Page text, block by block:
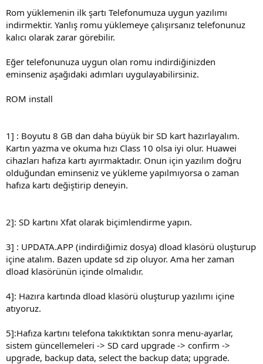
a
n
h
i
Rom yüklemenin ilk şartı Telefonumuza uygun yazılımı
indirmektir. Yanlış romu yüklemeye çalışırsanız telefonunuz
kalıcı olarak zarar görebilir.
Eğer telefonunuza uygun olan romu indirdiğinizden
eminseniz aşağıdaki adımları uygulayabilirsiniz.
ROM install
1] : Boyutu 8 GB dan daha büyük bir SD kart hazırlayalım.
Kartın yazma ve okuma hızı Class 10 olsa iyi olur. Huawei
cihazları hafıza kartı ayırmaktadır. Onun için yazılım doğru
olduğundan eminseniz ve yükleme yapılmıyorsa o zaman
hafıza kartı değiştirip deneyin.
2]: SD kartını Xfat olarak biçimlendirme yapın.
3] : UPDATA.APP (indirdiğimiz dosya) dload klasörü oluşturup
içine atalım. Bazen update sd zip oluyor. Ama her zaman
dload klasörünün içinde olmalıdır.
4]: Hazıra kartında dload klasörü oluşturup yazılımı içine
atıyoruz.
5]:Hafıza kartını telefona takıktıktan sonra menu-ayarlar,
sistem güncellemeleri -> SD card upgrade -> confirm ->
upgrade, backup data, select the backup data; upgrade.